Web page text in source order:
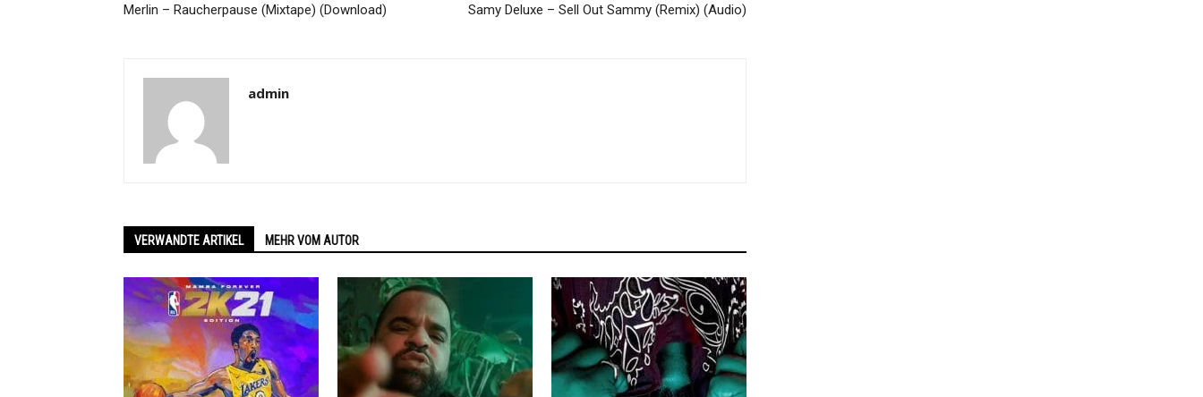
Merlin – Raucherpause (Mixtape) (Download) Samy Deluxe – Sell Out Sammy (Remix) (Audio)
admin
VERWANDTE ARTIKEL MEHR VOM AUTOR